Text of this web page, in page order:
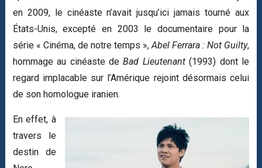
en 2009, le cinéaste n’avait jusqu’ici jamais tourné aux
États-Unis, excepté en 2003 le documentaire pour la
série « Cinéma, de notre temps »,Abel Ferrara : Not Guilty,
hommage au cinéaste deBad Lieutenant(1993) dont le
regard implacable sur l’Amérique rejoint désormais celui
de son homologue iranien.
En effet, à
travers le
destin de